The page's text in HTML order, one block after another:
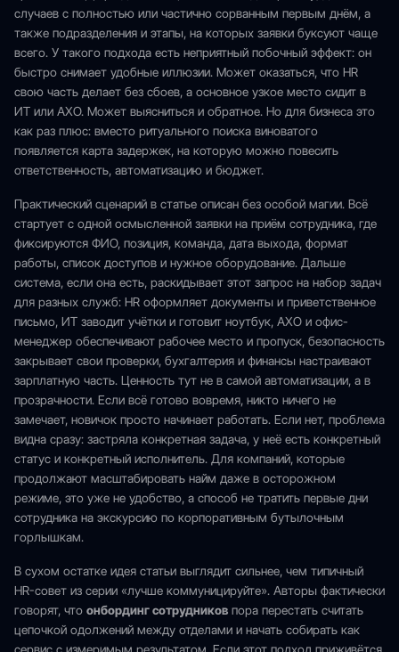
случаев с полностью или частично сорванным первым днём, а
также подразделения и этапы, на которых заявки буксуют чаще
всего. У такого подхода есть неприятный побочный эффект: он
быстро снимает удобные иллюзии. Может оказаться, что HR
свою часть делает без сбоев, а основное узкое место сидит в
ИТ или АХО. Может выясниться и обратное. Но для бизнеса это
как раз плюс: вместо ритуального поиска виноватого
появляется карта задержек, на которую можно повесить
ответственность, автоматизацию и бюджет.
Практический сценарий в статье описан без особой магии. Всё
стартует с одной осмысленной заявки на приём сотрудника, где
фиксируются ФИО, позиция, команда, дата выхода, формат
работы, список доступов и нужное оборудование. Дальше
система, если она есть, раскидывает этот запрос на набор задач
для разных служб: HR оформляет документы и приветственное
письмо, ИТ заводит учётки и готовит ноутбук, АХО и офис-
менеджер обеспечивают рабочее место и пропуск, безопасность
закрывает свои проверки, бухгалтерия и финансы настраивают
зарплатную часть. Ценность тут не в самой автоматизации, а в
прозрачности. Если всё готово вовремя, никто ничего не
замечает, новичок просто начинает работать. Если нет, проблема
видна сразу: застряла конкретная задача, у неё есть конкретный
статус и конкретный исполнитель. Для компаний, которые
продолжают масштабировать найм даже в осторожном
режиме, это уже не удобство, а способ не тратить первые дни
сотрудника на экскурсию по корпоративным бутылочным
горлышкам.
В сухом остатке идея статьи выглядит сильнее, чем типичный
HR-совет из серии «лучше коммуницируйте». Авторы фактически
говорят, что онбординг сотрудников пора перестать считать
цепочкой одолжений между отделами и начать собирать как